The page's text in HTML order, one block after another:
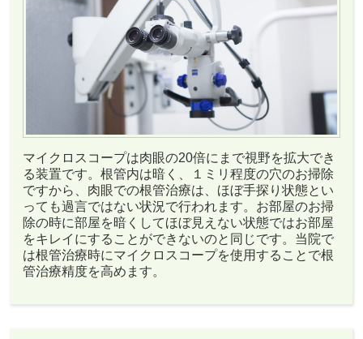
マイクロスコープは肉眼の20倍にまで視野を拡大でき
る装置です。根管内は暗く、１ミリ程度の穴のお掃除
ですから、肉眼での根管治療は、ほぼ手探り状態とい
っても過言ではない状況で行われます。お部屋のお掃
除の時に部屋を暗くしてほぼ見えない状態ではお部屋
をキレイにすることができないのと同じです。当院で
は根管治療時にマイクロスコープを使用することで根
管治療精度を高めます。